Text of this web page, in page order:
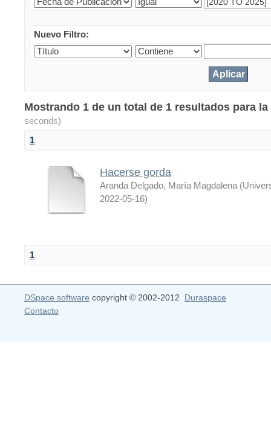
Nuevo Filtro:
Mostrando 1 de un total de 1 resultados para
seconds)
1
Hacerse gorda
Aranda Delgado, María Magdalena (
2022-05-16)
1
DSpace software copyright © 2002-2012 Duraspace
Contacto